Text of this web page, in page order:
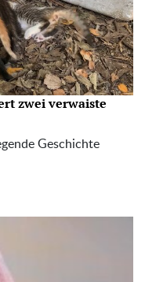
zwei verwaiste
Geschichte